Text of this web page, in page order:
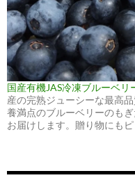
国産有機JAS冷凍ブルーベ
産の完熟ジューシーな最高
養満点のブルーベリーのも
お届けします。贈り物にも